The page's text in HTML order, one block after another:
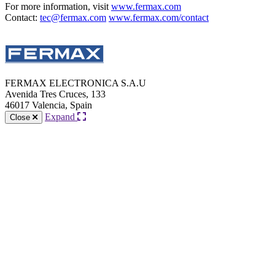
For more information, visit www.fermax.com
Contact: tec@fermax.com www.fermax.com/contact
FERMAX ELECTRONICA S.A.U
Avenida Tres Cruces, 133
46017 Valencia, Spain
Close Expand